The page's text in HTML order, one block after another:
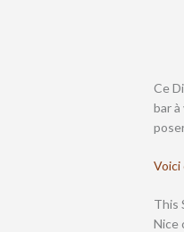
Ce
bar
Voici
This
Nice